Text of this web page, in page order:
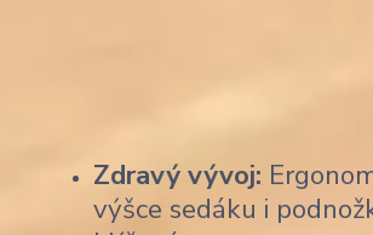
Zdravý vývoj:
výšce sedáku i